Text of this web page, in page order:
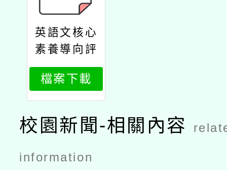
英語文核心
素養導向評
量試題設計
計畫
檔案下載
校園新聞-相關內容
information